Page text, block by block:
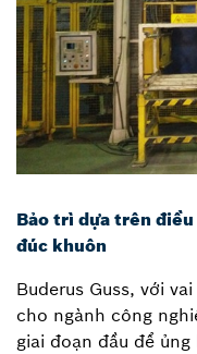
Bảo trì dựa trên
đúc khuôn
Buderus Guss, với
cho ngành công
giai đoạn đầu để